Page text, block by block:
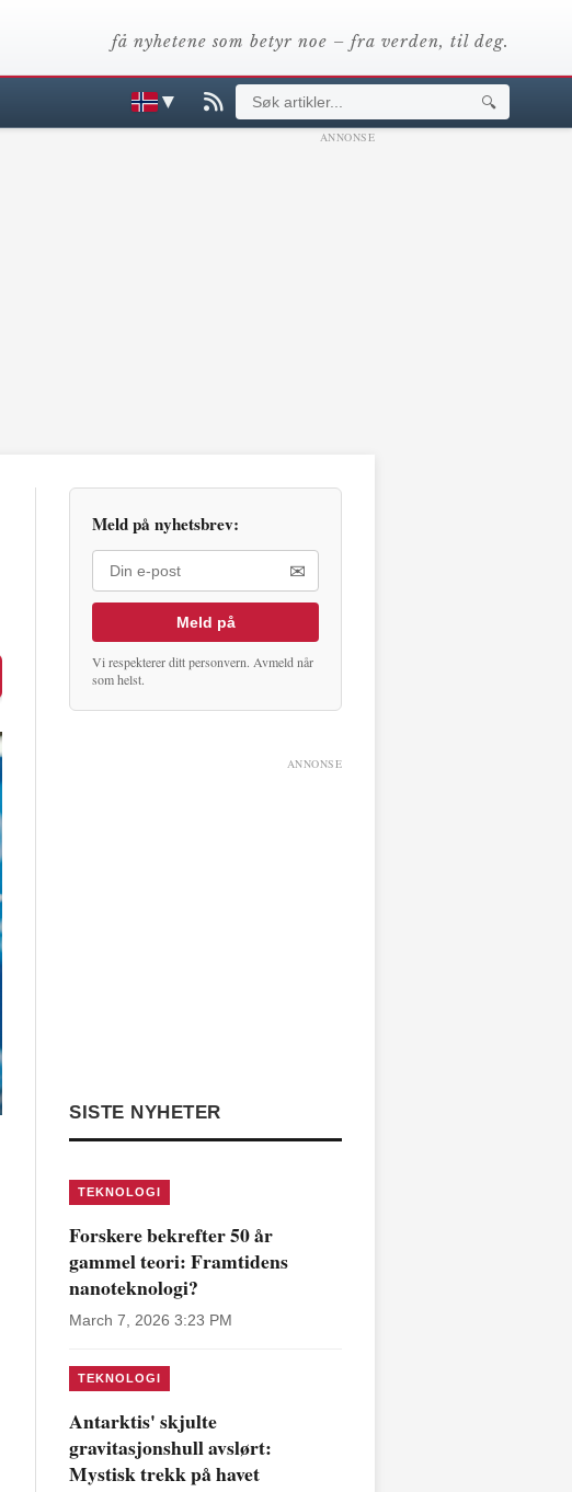
få nyhetene som betyr noe – fra verden, til deg.
▼ 🔍
ANNONSE
Meld på nyhetsbrev:
✉
Meld på
Vi respekterer ditt personvern. Avmeld når
som helst.
ANNONSE
SISTE NYHETER
TEKNOLOGI
Forskere bekrefter 50 år
gammel teori: Framtidens
nanoteknologi?
March 7, 2026 3:23 PM
TEKNOLOGI
Antarktis' skjulte
gravitasjonshull avslørt:
Mystisk trekk på havet